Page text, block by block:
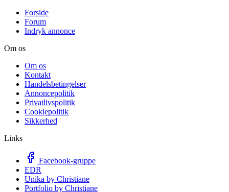
Forside
Forum
Indryk annonce
Om os
Om os
Kontakt
Handelsbetingelser
Annoncepolitik
Privatlivspolitik
Cookiepolitik
Sikkerhed
Links
Facebook-gruppe
EDR
Unika by Christiane
Portfolio by Christiane